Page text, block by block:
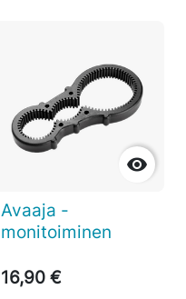

Avaaja -
monitoiminen
16,90 €